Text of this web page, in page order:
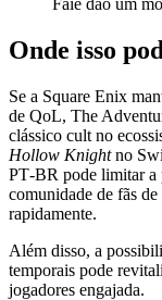
Onde isso
Se a Square Enix
de QoL, The
clássico cult no
Hollow Knightno
PT‑BR pode limitar a
comunidade de fãs
rapidamente.
Além disso, a
temporais pode
jogadores engajada.